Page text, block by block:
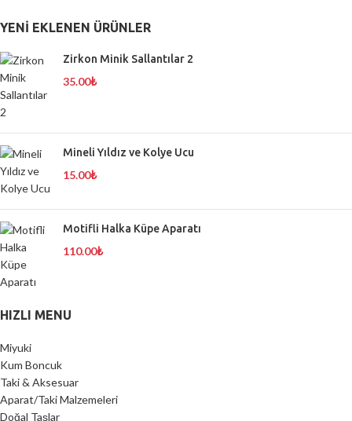
YENI EKLENEN ÜRÜNLER
Zirkon Minik Sallantılar 2
35.00₺
Mineli Yıldız ve Kolye Ucu
15.00₺
Motifli Halka Küpe Aparatı
110.00₺
HIZLI MENU
Miyuki
Kum Boncuk
Taki & Aksesuar
Aparat/Taki Malzemeleri
Doğal Taşlar